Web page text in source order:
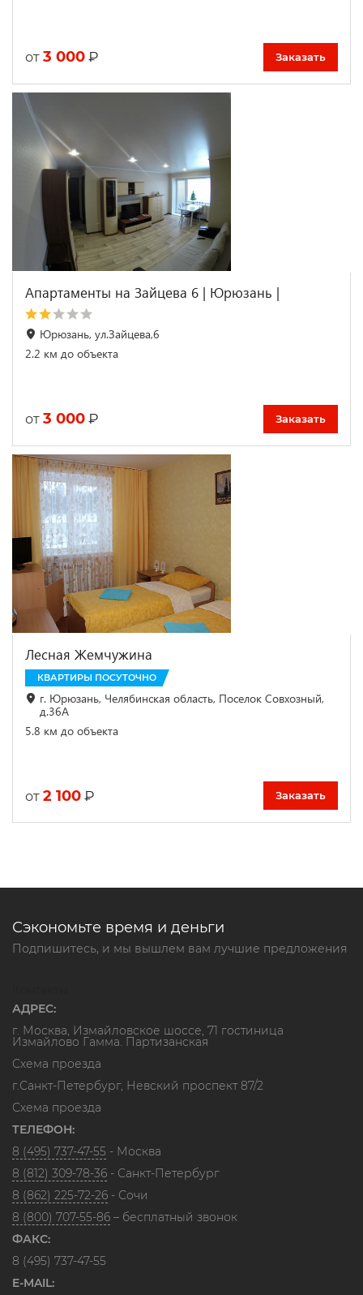
от 3 000 ₽ Заказать
Апартаменты на Зайцева 6 | Юрюзань |
Юрюзань, ул.Зайцева,6
2.2 км до объекта
от 3 000 ₽ Заказать
Лесная Жемчужина
КВАРТИРЫ ПОСУТОЧНО
г. Юрюзань, Челябинская область, Поселок Совхозный,
д.36А
5.8 км до объекта
от 2 100 ₽ Заказать
Сэкономьте время и деньги
Подпишитесь, и мы вышлем вам лучшие предложения
АДРЕС:
г. Москва, Измайловское шоссе, 71 гостиница
Измайлово Гамма. Партизанская
Схема проезда
г.Санкт-Петербург, Невский проспект 87/2
Схема проезда
ТЕЛЕФОН:
8 (495) 737-47-55 - Москва
8 (812) 309-78-36 - Санкт-Петербург
8 (862) 225-72-26 - Сочи
8 (800) 707-55-86 – бесплатный звонок
ФАКС:
8 (495) 737-47-55
E-MAIL: